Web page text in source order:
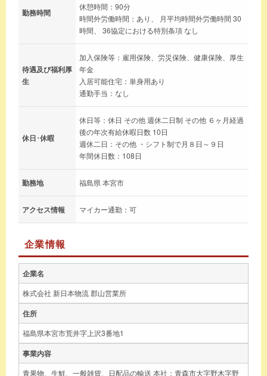
勤務時間
休憩時間：90分
時間外労働時間：あり、 月平均時間外労働時間 30
時間、 36協定における特別条項 なし
待遇及び福利厚
生
加入保険等：雇用保険、労災保険、健康保険、厚生
年金
入居可能住宅：単身用あり
通勤手当：なし
休日･休暇
休日等：休日 その他 週休二日制 その他 ６ヶ月経過
後の年次有給休暇日数 10日
週休二日：その他 ・シフト制で月８日～９日
年間休日数：108日
勤務地 福島県 本宮市
アクセス情報 マイカー通勤：可
企業情報
企業名
株式会社 新日本物流 郡山営業所
住所
福島県本宮市荒井字上沢3番地1
事業内容
青果物、生鮮、一般雑貨、日配品の輸送 本社：青森市大字野木字野